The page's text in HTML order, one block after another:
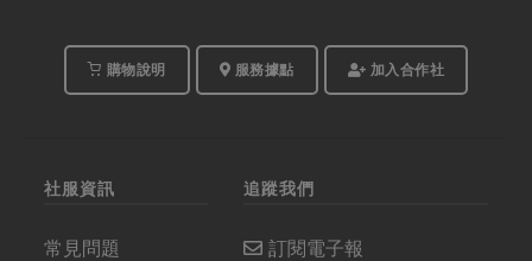
購物說明 服務據點 加入合作社
社服資訊
常見問題
追蹤我們
訂閱電子報